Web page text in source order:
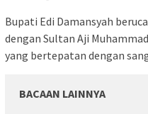
Bupati Edi Damansyah
dengan Sultan Aji
yang bertepatan dengan
BACAAN LAINNYA